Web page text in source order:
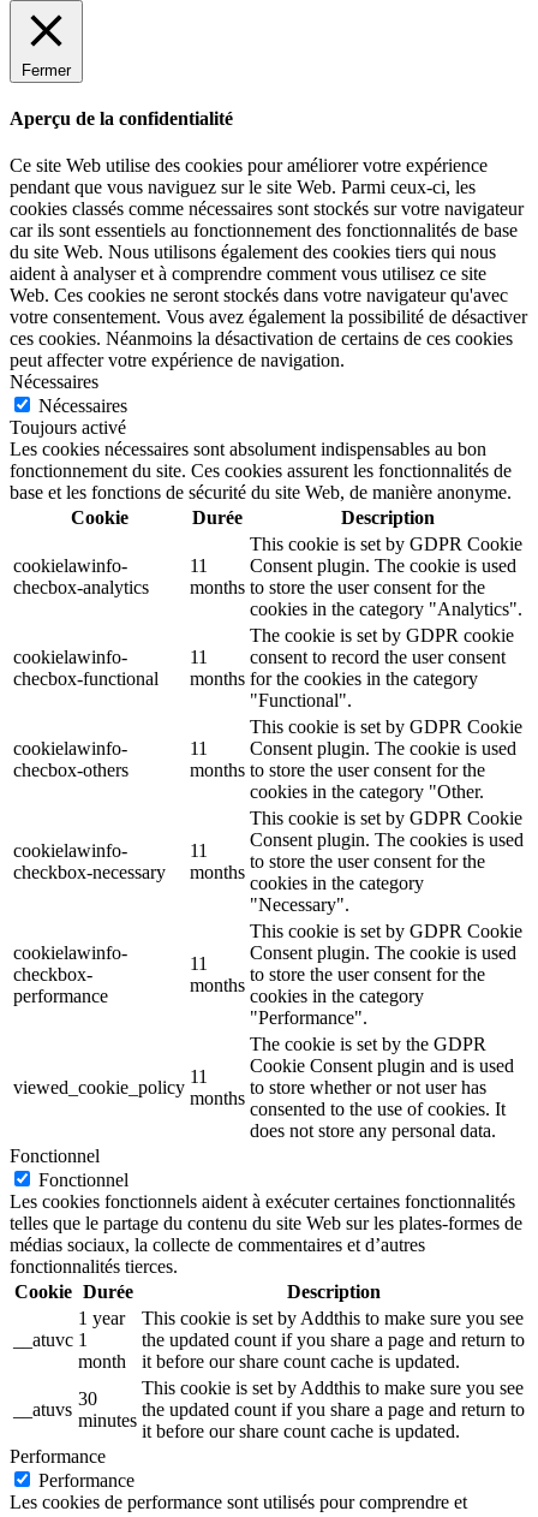
Fermer
Aperçu de la confidentialité
Ce site Web utilise des cookies pour améliorer votre expérience
pendant que vous naviguez sur le site Web. Parmi ceux-ci, les
cookies classés comme nécessaires sont stockés sur votre navigateur
car ils sont essentiels au fonctionnement des fonctionnalités de base
du site Web. Nous utilisons également des cookies tiers qui nous
aident à analyser et à comprendre comment vous utilisez ce site
Web. Ces cookies ne seront stockés dans votre navigateur qu'avec
votre consentement. Vous avez également la possibilité de désactiver
ces cookies. Néanmoins la désactivation de certains de ces cookies
peut affecter votre expérience de navigation.
Nécessaires
Nécessaires
Toujours activé
Les cookies nécessaires sont absolument indispensables au bon
fonctionnement du site. Ces cookies assurent les fonctionnalités de
base et les fonctions de sécurité du site Web, de manière anonyme.
Cookie
Durée Description
cookielawinfo-
checbox-analytics
11
months
This cookie is set by GDPR Cookie
Consent plugin. The cookie is used
to store the user consent for the
cookies in the category "Analytics".
cookielawinfo-
checbox-functional
11
months
The cookie is set by GDPR cookie
consent to record the user consent
for the cookies in the category
"Functional".
cookielawinfo-
checbox-others
11
months
This cookie is set by GDPR Cookie
Consent plugin. The cookie is used
to store the user consent for the
cookies in the category "Other.
cookielawinfo-
checkbox-necessary
11
months
This cookie is set by GDPR Cookie
Consent plugin. The cookies is used
to store the user consent for the
cookies in the category
"Necessary".
cookielawinfo-
checkbox-
performance
11
months
This cookie is set by GDPR Cookie
Consent plugin. The cookie is used
to store the user consent for the
cookies in the category
"Performance".
viewed_cookie_policy
11
months
The cookie is set by the GDPR
Cookie Consent plugin and is used
to store whether or not user has
consented to the use of cookies. It
does not store any personal data.
Fonctionnel
Fonctionnel
Les cookies fonctionnels aident à exécuter certaines fonctionnalités
telles que le partage du contenu du site Web sur les plates-formes de
médias sociaux, la collecte de commentaires et d’autres
fonctionnalités tierces.
Cookie Durée Description
__atuvc
1 year
1
month
This cookie is set by Addthis to make sure you see
the updated count if you share a page and return to
it before our share count cache is updated.
__atuvs
30
minutes
This cookie is set by Addthis to make sure you see
the updated count if you share a page and return to
it before our share count cache is updated.
Performance
Performance
Les cookies de performance sont utilisés pour comprendre et